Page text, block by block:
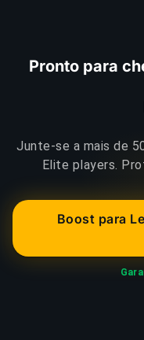
Pronto para
Junte-se a mais de
Elite players.
Boost para